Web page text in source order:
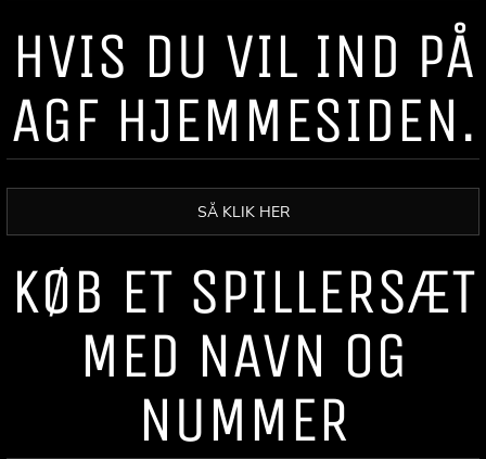
HVIS DU VIL IND PÅ
AGF HJEMMESIDEN.
SÅ KLIK HER
KØB ET SPILLERSÆT
MED NAVN OG
NUMMER